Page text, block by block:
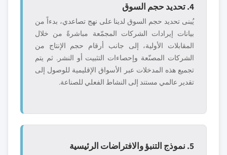
4. تحديد حجم السوق
يُبنى تحديد حجم السوق لدينا على نهج تصاعدي، بدءاً من
بيانات إيرادات الشركات المجمّعة مباشرةً من خلال
المقابلات الأولية، إلى جانب أرقام حجم الإنتاج من
الشركات المصنّعة وإحصاءات التثبيت أو النشر. ثم يتم
تجميع هذه المدخلات عبر الأسواق الإقليمية للوصول إلى
تقدير عالمي مستند إلى النشاط الفعلي للصناعة.
5. نموذج التنبؤ والافتراضات الرئيسية